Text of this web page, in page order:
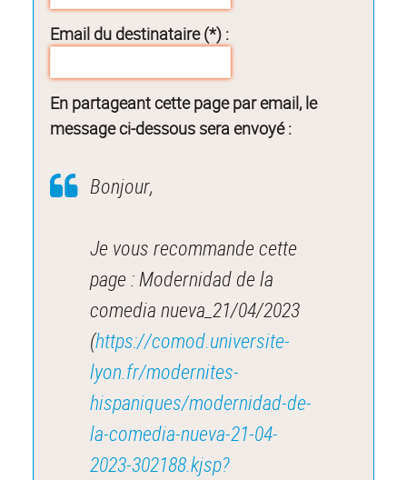
Email du destinataire (*) :
En partageant cette page par email, le
message ci-dessous sera envoyé :
Bonjour,
Je vous recommande cette
page : Modernidad de la
comedia nueva_21/04/2023
(https://comod.universite-
lyon.fr/modernites-
hispaniques/modernidad-de-
la-comedia-nueva-21-04-
2023-302188.kjsp?